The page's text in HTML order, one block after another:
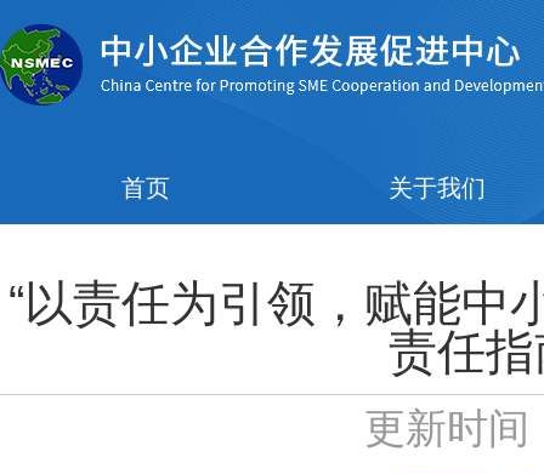
首页 关于我们
“以责任为引领，赋能
责任
更新时间